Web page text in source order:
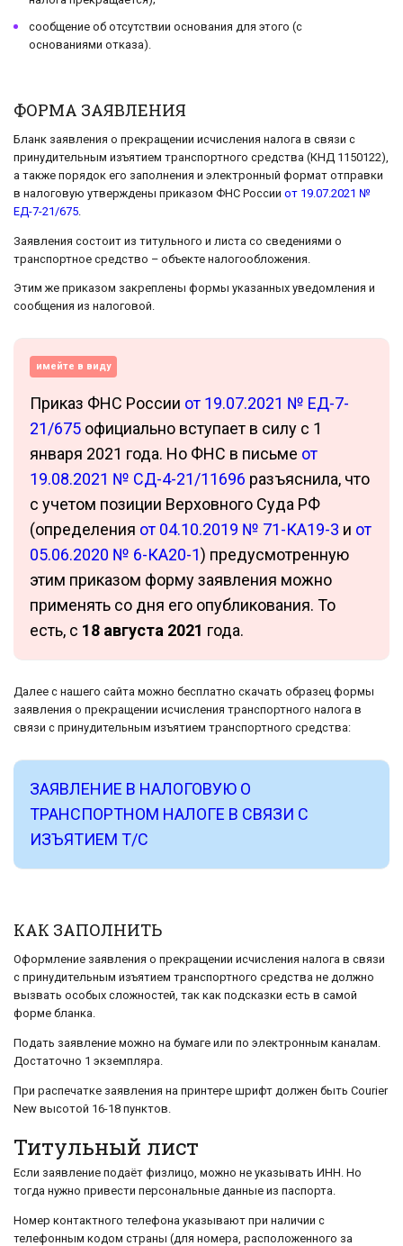
сообщение об отсутствии основания для этого (с
основаниями отказа).
ФОРМА ЗАЯВЛЕНИЯ
Бланк заявления о прекращении исчисления налога в связи с
принудительным изъятием транспортного средства (КНД 1150122),
а также порядок его заполнения и электронный формат отправки
в налоговую утверждены приказом ФНС России от 19.07.2021 №
ЕД-7-21/675
Заявления состоит из титульного и листа со сведениями о
транспортное средство – объекте налогообложения.
Этим же приказом закреплены формы указанных уведомления и
сообщения из налоговой.
имейте в виду
Приказ ФНС России от 19.07.2021 № ЕД-7-
21/675 официально вступает в силу с 1
января 2021 года. Но ФНС в письме от
19.08.2021 № СД-4-21/11696 разъяснила, что
с учетом позиции Верховного Суда РФ
(определения от 04.10.2019 № 71-КА19-3 и от
05.06.2020 № 6-КА20-1) предусмотренную
этим приказом форму заявления можно
применять со дня его опубликования. То
есть, с 18 августа 2021 года.
Далее с нашего сайта можно бесплатно скачать образец формы
заявления о прекращении исчисления транспортного налога в
связи с принудительным изъятием транспортного средства:
ЗАЯВЛЕНИЕ В НАЛОГОВУЮ О
ТРАНСПОРТНОМ НАЛОГЕ В СВЯЗИ С
ИЗЪЯТИЕМ Т/С
КАК ЗАПОЛНИТЬ
Оформление заявления о прекращении исчисления налога в связи
с принудительным изъятием транспортного средства не должно
вызвать особых сложностей, так как подсказки есть в самой
форме бланка.
Подать заявление можно на бумаге или по электронным каналам.
Достаточно 1 экземпляра.
При распечатке заявления на принтере шрифт должен быть Courier
New высотой 16-18 пунктов.
Титульный лист
Если заявление подаёт физлицо, можно не указывать ИНН. Но
тогда нужно привести персональные данные из паспорта.
Номер контактного телефона указывают при наличии с
телефонным кодом страны (для номера, расположенного за